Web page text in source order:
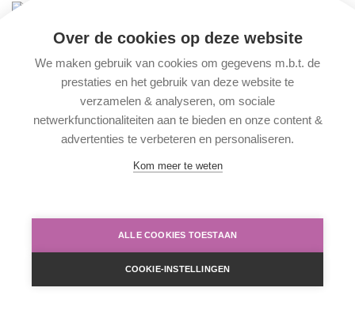
© 2026 Basisschool Sint-Pieters
Ontwerp Making Pages
Over de cookies op deze website
We maken gebruik van cookies om gegevens m.b.t. de
prestaties en het gebruik van deze website te
verzamelen & analyseren, om sociale
netwerkfunctionaliteiten aan te bieden en onze content &
advertenties te verbeteren en personaliseren.
Kom meer te weten
ALLE COOKIES TOESTAAN
COOKIE-INSTELLINGEN